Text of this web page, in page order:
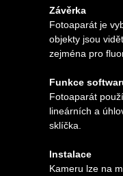
Závěrka
Fotoaparát je
objekty jsou
zejména pro
Funkce
Fotoaparát
lineárních a
sklíčka.
Instalace
Kameru lze na